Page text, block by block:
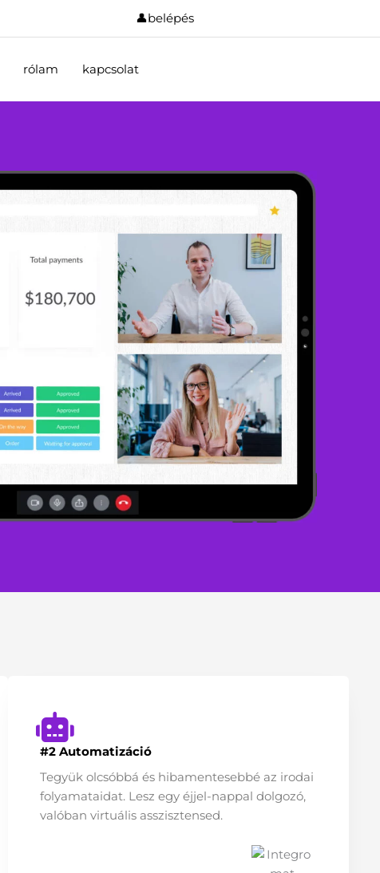
👤belépés
rólam kapcsolat
#2 Automatizáció
Tegyük olcsóbbá és hibamentesebbé az irodai
folyamataidat. Lesz egy éjjel-nappal dolgozó,
valóban virtuális asszisztensed.